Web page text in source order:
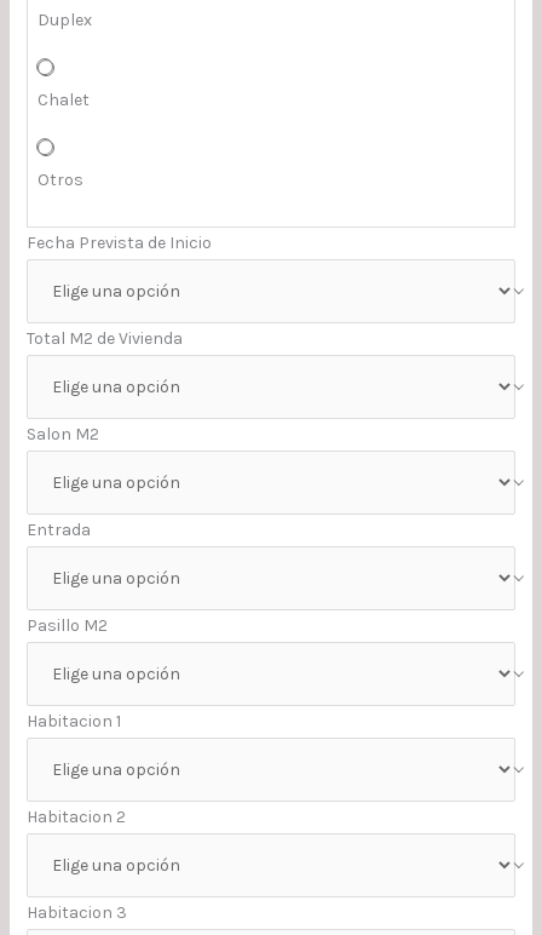
Duplex
Chalet
Otros
Fecha Prevista de Inicio
Total M2 de Vivienda
Salon M2
Entrada
Pasillo M2
Habitacion 1
Habitacion 2
Habitacion 3